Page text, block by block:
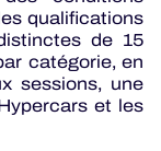
qualifications
de 15
catégorie, en
sessions, une
et les